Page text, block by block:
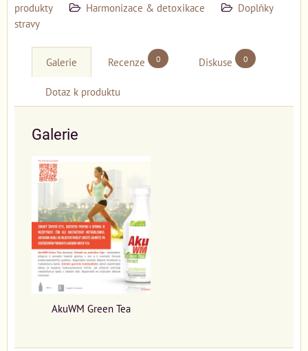
produkty
Harmonizace & detoxikace
Doplňky
stravy
Galerie Recenze 0 Diskuse 0
Dotaz k produktu
Galerie
AkuWM Green Tea